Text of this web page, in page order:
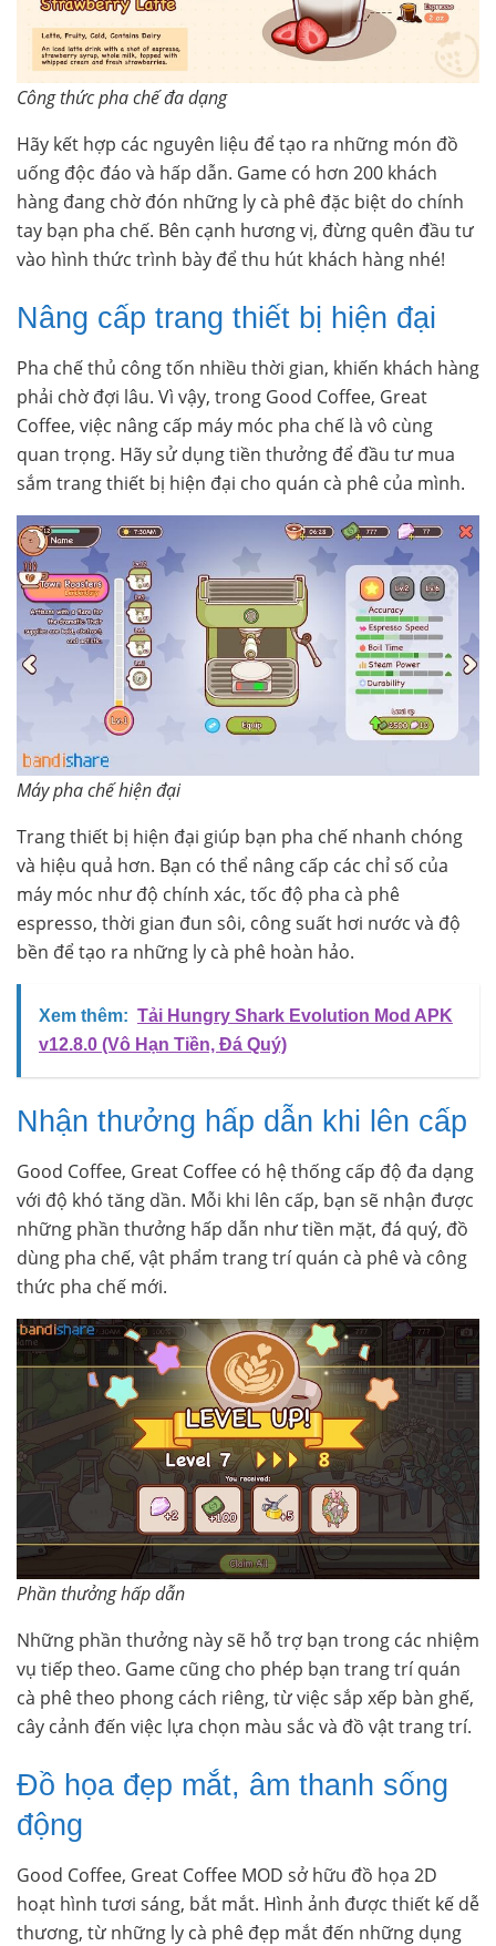
Công thức pha chế đa dạng
Hãy kết hợp các nguyên liệu để tạo ra những món đồ
uống độc đáo và hấp dẫn. Game có hơn 200 khách
hàng đang chờ đón những ly cà phê đặc biệt do chính
tay bạn pha chế. Bên cạnh hương vị, đừng quên đầu tư
vào hình thức trình bày để thu hút khách hàng nhé!
Nâng cấp trang thiết bị hiện đại
Pha chế thủ công tốn nhiều thời gian, khiến khách hàng
phải chờ đợi lâu. Vì vậy, trong Good Coffee, Great
Coffee, việc nâng cấp máy móc pha chế là vô cùng
quan trọng. Hãy sử dụng tiền thưởng để đầu tư mua
sắm trang thiết bị hiện đại cho quán cà phê của mình.
Máy pha chế hiện đại
Trang thiết bị hiện đại giúp bạn pha chế nhanh chóng
và hiệu quả hơn. Bạn có thể nâng cấp các chỉ số của
máy móc như độ chính xác, tốc độ pha cà phê
espresso, thời gian đun sôi, công suất hơi nước và độ
bền để tạo ra những ly cà phê hoàn hảo.
Xem thêm: Tải Hungry Shark Evolution Mod APK
v12.8.0 (Vô Hạn Tiền, Đá Quý)
Nhận thưởng hấp dẫn khi lên cấp
Good Coffee, Great Coffee có hệ thống cấp độ đa dạng
với độ khó tăng dần. Mỗi khi lên cấp, bạn sẽ nhận được
những phần thưởng hấp dẫn như tiền mặt, đá quý, đồ
dùng pha chế, vật phẩm trang trí quán cà phê và công
thức pha chế mới.
Phần thưởng hấp dẫn
Những phần thưởng này sẽ hỗ trợ bạn trong các nhiệm
vụ tiếp theo. Game cũng cho phép bạn trang trí quán
cà phê theo phong cách riêng, từ việc sắp xếp bàn ghế,
cây cảnh đến việc lựa chọn màu sắc và đồ vật trang trí.
Đồ họa đẹp mắt, âm thanh sống
động
Good Coffee, Great Coffee MOD sở hữu đồ họa 2D
hoạt hình tươi sáng, bắt mắt. Hình ảnh được thiết kế dễ
thương, từ những ly cà phê đẹp mắt đến những dụng